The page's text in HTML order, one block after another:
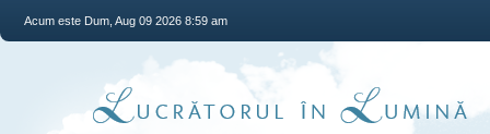
Acum este Dum, Aug 09 2026 8:59 am